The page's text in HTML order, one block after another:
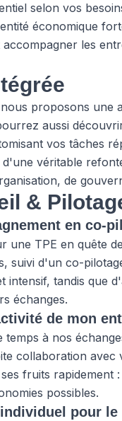
selon vos
économique
les
proposons une
aussi
vos tâches
véritable
de
&
en co-
une TPE en quête
suivi d'un co-
tandis que
échanges.
de mon
à nos
collaboration avec
fruits rapidement
possibles.
pour